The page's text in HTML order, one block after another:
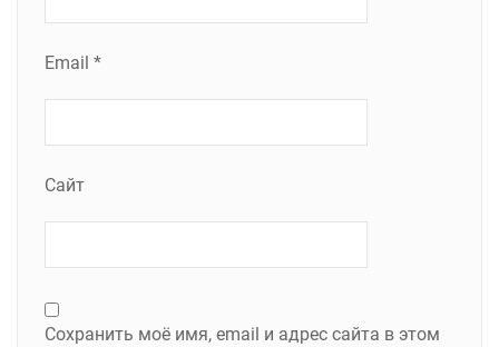
Email *
Сайт
Сохранить моё имя, email и адрес сайта в этом